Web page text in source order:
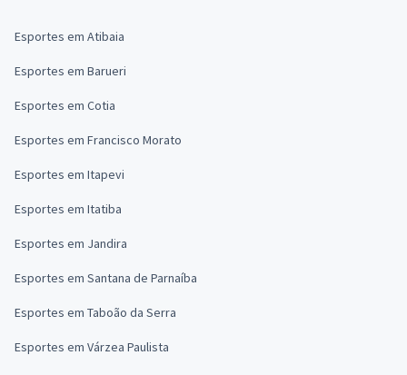
Esportes em Atibaia
Esportes em Barueri
Esportes em Cotia
Esportes em Francisco Morato
Esportes em Itapevi
Esportes em Itatiba
Esportes em Jandira
Esportes em Santana de Parnaíba
Esportes em Taboão da Serra
Esportes em Várzea Paulista